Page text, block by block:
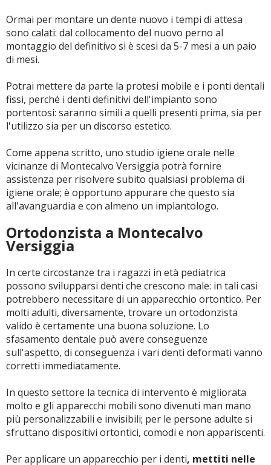
Ormai per montare un dente nuovo i tempi di attesa
sono calati: dal collocamento del nuovo perno al
montaggio del definitivo si è scesi da 5-7 mesi a un paio
di mesi.
Potrai mettere da parte la protesi mobile e i ponti dentali
fissi, perché i denti definitivi dell'impianto sono
portentosi: saranno simili a quelli presenti prima, sia per
l'utilizzo sia per un discorso estetico.
Come appena scritto, uno studio igiene orale nelle
vicinanze di Montecalvo Versiggia potrà fornire
assistenza per risolvere subito qualsiasi problema di
igiene orale; è opportuno appurare che questo sia
all'avanguardia e con almeno un implantologo.
Ortodonzista a Montecalvo
Versiggia
In certe circostanze tra i ragazzi in età pediatrica
possono svilupparsi denti che crescono male: in tali casi
potrebbero necessitare di un apparecchio ortontico. Per
molti adulti, diversamente, trovare un ortodonzista
valido è certamente una buona soluzione. Lo
sfasamento dentale può avere conseguenze
sull'aspetto, di conseguenza i vari denti deformati vanno
corretti immediatamente.
In questo settore la tecnica di intervento è migliorata
molto e gli apparecchi mobili sono divenuti man mano
più personalizzabili e invisibili; per le persone adulte si
sfruttano dispositivi ortontici, comodi e non appariscenti.
Per applicare un apparecchio per i denti, mettiti nelle